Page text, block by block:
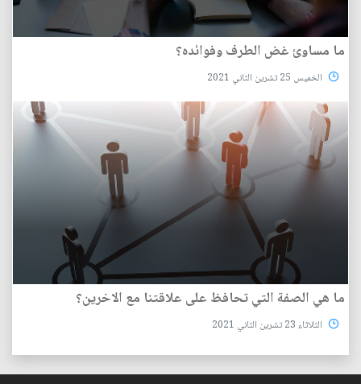
ما مساوئ غض الطرف وفوائده؟
الخميس 25 تشرين الثاني 2021
ما هي الصفة التي تحافظ على علاقتنا مع الاخرين؟
الثلاثاء 23 تشرين الثاني 2021